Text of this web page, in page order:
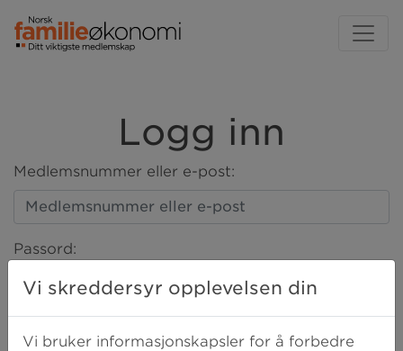
Logg inn
Medlemsnummer eller e-post:
Passord:
LOGG INN
Vi skreddersyr opplevelsen din
Vi bruker informasjonskapsler for å forbedre